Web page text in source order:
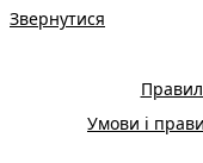
Звернутися
Умови і